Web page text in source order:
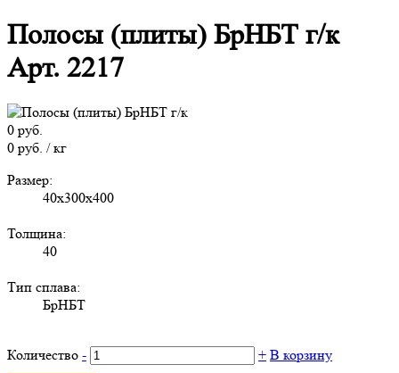
Полосы (плиты) БрНБТ г/к
Арт. 2217
0 руб.
0 руб. / кг
Размер:
40x300x400
Толщина:
40
Тип сплава:
БрНБТ
Количество - + В корзину